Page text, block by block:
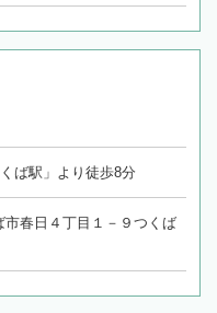
ば駅」より徒歩8分
春日４丁目１－９つくば